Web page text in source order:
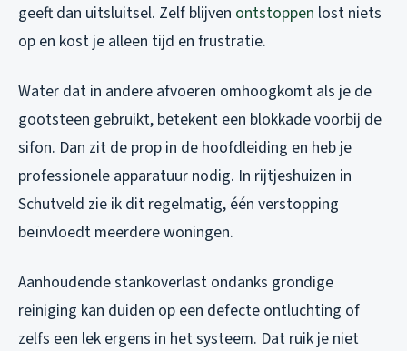
geeft dan uitsluitsel. Zelf blijven ontstoppen lost niets
op en kost je alleen tijd en frustratie.
Water dat in andere afvoeren omhoogkomt als je de
gootsteen gebruikt, betekent een blokkade voorbij de
sifon. Dan zit de prop in de hoofdleiding en heb je
professionele apparatuur nodig. In rijtjeshuizen in
Schutveld zie ik dit regelmatig, één verstopping
beïnvloedt meerdere woningen.
Aanhoudende stankoverlast ondanks grondige
reiniging kan duiden op een defecte ontluchting of
zelfs een lek ergens in het systeem. Dat ruik je niet